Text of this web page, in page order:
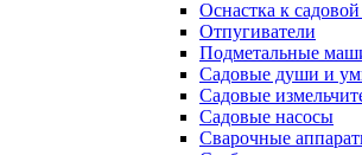
Оснастка к
Отпугиватели
Подметальные
Садовые души и
Садовые
Садовые насосы
Сварочные